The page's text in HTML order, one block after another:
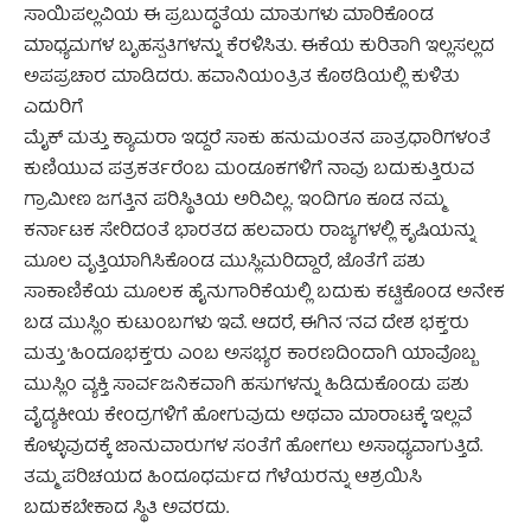
ಸಾಯಿಪಲ್ಲವಿಯ ಈ ಪ್ರಬುದ್ಧತೆಯ ಮಾತುಗಳು ಮಾರಿಕೊಂಡ
ಮಾಧ್ಯಮಗಳ ಬೃಹಸ್ಪತಿಗಳನ್ನು ಕೆರಳಿಸಿತು. ಈಕೆಯ ಕುರಿತಾಗಿ ಇಲ್ಲಸಲ್ಲದ
ಅಪಪ್ರಚಾರ ಮಾಡಿದರು. ಹವಾನಿಯಂತ್ರಿತ ಕೊಠಡಿಯಲ್ಲಿ ಕುಳಿತು
ಎದುರಿಗೆ
ಮೈಕ್ ಮತ್ತು ಕ್ಯಾಮರಾ ಇದ್ದರೆ ಸಾಕು ಹನುಮಂತನ ಪಾತ್ರಧಾರಿಗಳಂತೆ
ಕುಣಿಯುವ ಪತ್ರಕರ್ತರೆಂಬ ಮಂಡೂಕಗಳಿಗೆ ನಾವು ಬದುಕುತ್ತಿರುವ
ಗ್ರಾಮೀಣ ಜಗತ್ತಿನ ಪರಿಸ್ಥಿತಿಯ ಅರಿವಿಲ್ಲ. ಇಂದಿಗೂ ಕೂಡ ನಮ್ಮ
ಕರ್ನಾಟಕ ಸೇರಿದಂತೆ ಭಾರತದ ಹಲವಾರು ರಾಜ್ಯಗಳಲ್ಲಿ ಕೃಷಿಯನ್ನು
ಮೂಲ ವೃತ್ತಿಯಾಗಿಸಿಕೊಂಡ ಮುಸ್ಲಿಮರಿದ್ದಾರೆ, ಜೊತೆಗೆ ಪಶು
ಸಾಕಾಣಿಕೆಯ ಮೂಲಕ ಹೈನುಗಾರಿಕೆಯಲ್ಲಿ ಬದುಕು ಕಟ್ಟಿಕೊಂಡ ಅನೇಕ
ಬಡ ಮುಸ್ಲಿಂ ಕುಟುಂಬಗಳು ಇವೆ. ಆದರೆ, ಈಗಿನ ’ನವ ದೇಶ ಭಕ್ತ’ರು
ಮತ್ತು ’ಹಿಂದೂಭಕ್ತ’ರು ಎಂಬ ಅಸಭ್ಯರ ಕಾರಣದಿಂದಾಗಿ ಯಾವೊಬ್ಬ
ಮುಸ್ಲಿಂ ವ್ಯಕ್ತಿ ಸಾರ್ವಜನಿಕವಾಗಿ ಹಸುಗಳನ್ನು ಹಿಡಿದುಕೊಂಡು ಪಶು
ವೈದ್ಯಕೀಯ ಕೇಂದ್ರಗಳಿಗೆ ಹೋಗುವುದು ಅಥವಾ ಮಾರಾಟಕ್ಕೆ ಇಲ್ಲವೆ
ಕೊಳ್ಳುವುದಕ್ಕೆ ಜಾನುವಾರುಗಳ ಸಂತೆಗೆ ಹೋಗಲು ಅಸಾಧ್ಯವಾಗುತ್ತಿದೆ.
ತಮ್ಮ ಪರಿಚಯದ ಹಿಂದೂಧರ್ಮದ ಗೆಳೆಯರನ್ನು ಆಶ್ರಯಿಸಿ
ಬದುಕಬೇಕಾದ ಸ್ಥಿತಿ ಅವರದು.